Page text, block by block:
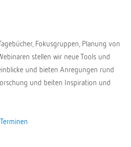
Fokusgruppen, Planung von
stellen wir neue Tools und
und bieten Anregungen rund
und beiten Inspiration und